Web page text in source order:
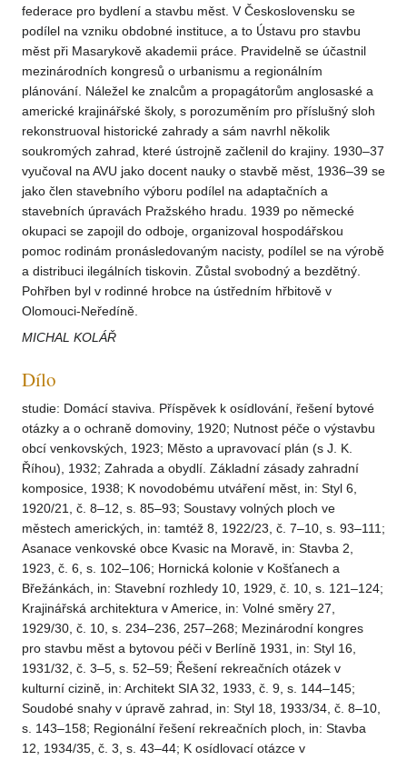
federace pro bydlení a stavbu měst. V Československu se
podílel na vzniku obdobné instituce, a to Ústavu pro stavbu
měst při Masarykově akademii práce. Pravidelně se účastnil
mezinárodních kongresů o urbanismu a regionálním
plánování. Náležel ke znalcům a propagátorům anglosaské a
americké krajinářské školy, s porozuměním pro příslušný sloh
rekonstruoval historické zahrady a sám navrhl několik
soukromých zahrad, které ústrojně začlenil do krajiny. 1930–37
vyučoval na AVU jako docent nauky o stavbě měst, 1936–39 se
jako člen stavebního výboru podílel na adaptačních a
stavebních úpravách Pražského hradu. 1939 po německé
okupaci se zapojil do odboje, organizoval hospodářskou
pomoc rodinám pronásledovaným nacisty, podílel se na výrobě
a distribuci ilegálních tiskovin. Zůstal svobodný a bezdětný.
Pohřben byl v rodinné hrobce na ústředním hřbitově v
Olomouci-Neředíně.
MICHAL KOLÁŘ
Dílo
studie: Domácí staviva. Příspěvek k osídlování, řešení bytové
otázky a o ochraně domoviny, 1920; Nutnost péče o výstavbu
obcí venkovských, 1923; Město a upravovací plán (s J. K.
Říhou), 1932; Zahrada a obydlí. Základní zásady zahradní
komposice, 1938; K novodobému utváření měst, in: Styl 6,
1920/21, č. 8–12, s. 85–93; Soustavy volných ploch ve
městech amerických, in: tamtéž 8, 1922/23, č. 7–10, s. 93–111;
Asanace venkovské obce Kvasic na Moravě, in: Stavba 2,
1923, č. 6, s. 102–106; Hornická kolonie v Košťanech a
Břežánkách, in: Stavební rozhledy 10, 1929, č. 10, s. 121–124;
Krajinářská architektura v Americe, in: Volné směry 27,
1929/30, č. 10, s. 234–236, 257–268; Mezinárodní kongres
pro stavbu měst a bytovou péči v Berlíně 1931, in: Styl 16,
1931/32, č. 3–5, s. 52–59; Řešení rekreačních otázek v
kulturní cizině, in: Architekt SIA 32, 1933, č. 9, s. 144–145;
Soudobé snahy v úpravě zahrad, in: Styl 18, 1933/34, č. 8–10,
s. 143–158; Regionální řešení rekreačních ploch, in: Stavba
12, 1934/35, č. 3, s. 43–44; K osídlovací otázce v